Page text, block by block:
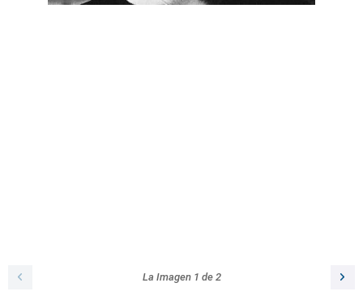
La Imagen 1 de 2